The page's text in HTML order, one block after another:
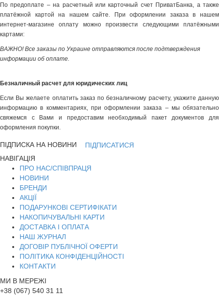
По предоплате – на расчетный или карточный счет ПриватБанка, а также
платёжной картой на нашем сайте. При оформлении заказа в нашем
интернет-магазине оплату можно произвести следующими платёжными
картами:
ВАЖНО! Все заказы по Украине отправляются после подтверждения
информации об оплате.
Безналичный расчет для юридических лиц
Если Вы желаете оплатить заказ по безналичному расчету, укажите данную
информацию в комментариях, при оформлении заказа – мы обязательно
свяжемся с Вами и предоставим необходимый пакет документов для
оформления покупки.
ПІДПИСКА НА НОВИНИ
ПІДПИСАТИСЯ
НАВІГАЦІЯ
ПРО НАС/СПІВПРАЦЯ
НОВИНИ
БРЕНДИ
АКЦІЇ
ПОДАРУНКОВІ СЕРТИФІКАТИ
НАКОПИЧУВАЛЬНІ КАРТИ
ДОСТАВКА І ОПЛАТА
НАШ ЖУРНАЛ
ДОГОВІР ПУБЛІЧНОЇ ОФЕРТИ
ПОЛІТИКА КОНФІДЕНЦІЙНОСТІ
КОНТАКТИ
МИ В МЕРЕЖІ
+38 (067) 540 31 11